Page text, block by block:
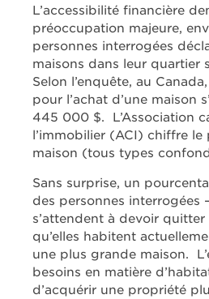
L’accessibilité financière
préoccupation majeure,
personnes interrogées
maisons dans leur quartier
Selon l’enquête, au
pour l’achat d’une maison
445 000 $. L’Association
l’immobilier (ACI) chiffre le
maison (tous types
Sans surprise, un
des personnes interrogées
s’attendent à devoir
qu’elles habitent
une plus grande maison.
besoins en matière
d’acquérir une propriété